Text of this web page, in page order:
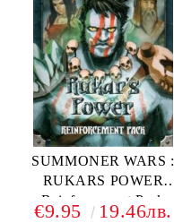
SUMMONER WARS :
RUKARS POWER
Reinforcement Pack
€9.95 19.46лв.